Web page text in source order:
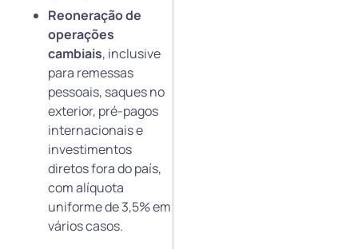
Reoneração de
operações
cambiais, inclusive
para remessas
pessoais, saques no
exterior, pré-pagos
internacionais e
investimentos
diretos fora do país,
com alíquota
uniforme de 3,5% em
vários casos.